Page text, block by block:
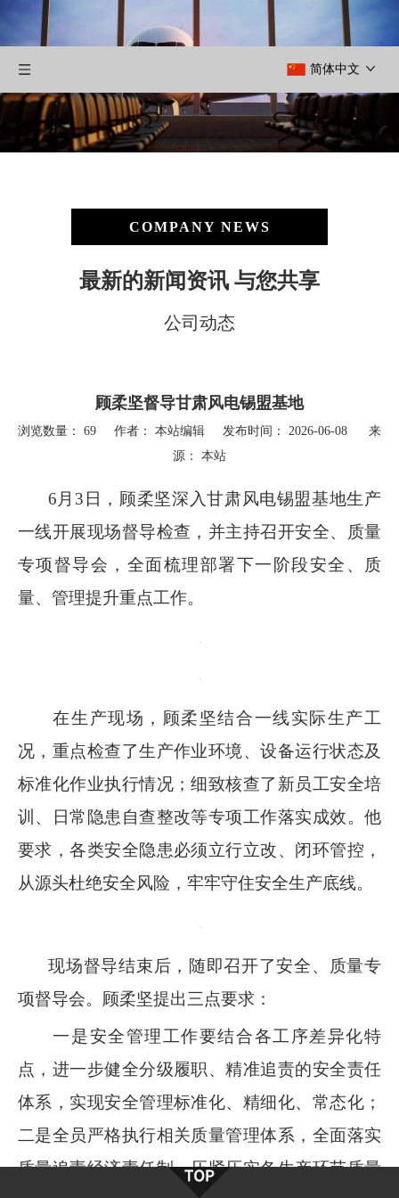
简体中文
COMPANY NEWS
最新的新闻资讯 与您共享
公司动态
顾柔坚督导甘肃风电锡盟基地
浏览数量： 69 作者： 本站编辑 发布时间： 2026-06-08 来
源： 本站
6月3日，顾柔坚深入甘肃风电锡盟基地生产
一线开展现场督导检查，并主持召开安全、质量
专项督导会，全面梳理部署下一阶段安全、质
量、管理提升重点工作。
在生产现场，顾柔坚结合一线实际生产工
况，重点检查了生产作业环境、设备运行状态及
标准化作业执行情况；细致核查了新员工安全培
训、日常隐患自查整改等专项工作落实成效。他
要求，各类安全隐患必须立行立改、闭环管控，
从源头杜绝安全风险，牢牢守住安全生产底线。
现场督导结束后，随即召开了安全、质量专
项督导会。顾柔坚提出三点要求：
一是安全管理工作要结合各工序差异化特
点，进一步健全分级履职、精准追责的安全责任
体系，实现安全管理标准化、精细化、常态化；
二是全员严格执行相关质量管理体系，全面落实
质量追责经济责任制，压紧压实各生产环节质量